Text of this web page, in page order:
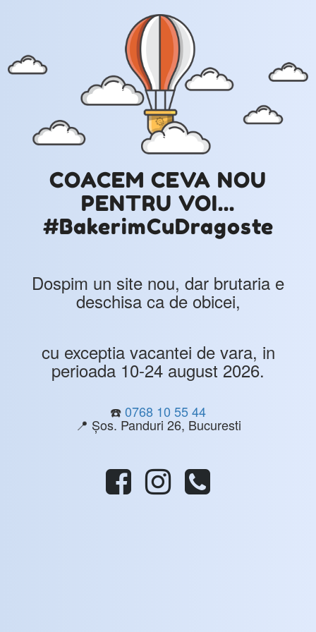
COACEM CEVA NOU
PENTRU VOI...
#BakerimCuDragoste
Dospim un site nou, dar brutaria e
deschisa ca de obicei,
cu exceptia vacantei de vara, in
perioada 10-24 august 2026.
☎️0768 10 55 44
📍 Șos. Panduri 26, Bucuresti